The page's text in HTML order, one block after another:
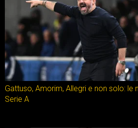
Gattuso, Amorim, Allegri e non solo: le
Serie A